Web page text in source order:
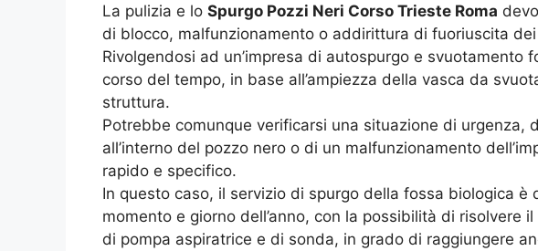
La pulizia e lo Spurgo Pozzi Neri Corso Trieste Roma
di blocco, malfunzionamento o addirittura di fuoriuscita
Rivolgendosi ad un’impresa di autospurgo e
corso del tempo, in base all’ampiezza della vasca da
struttura.
Potrebbe comunque verificarsi una situazione di urgenza,
all’interno del pozzo nero o di un malfunzionamento
rapido e specifico.
In questo caso, il servizio di spurgo della fossa biologica
momento e giorno dell’anno, con la possibilità di risolvere
di pompa aspiratrice e di sonda, in grado di raggiungere